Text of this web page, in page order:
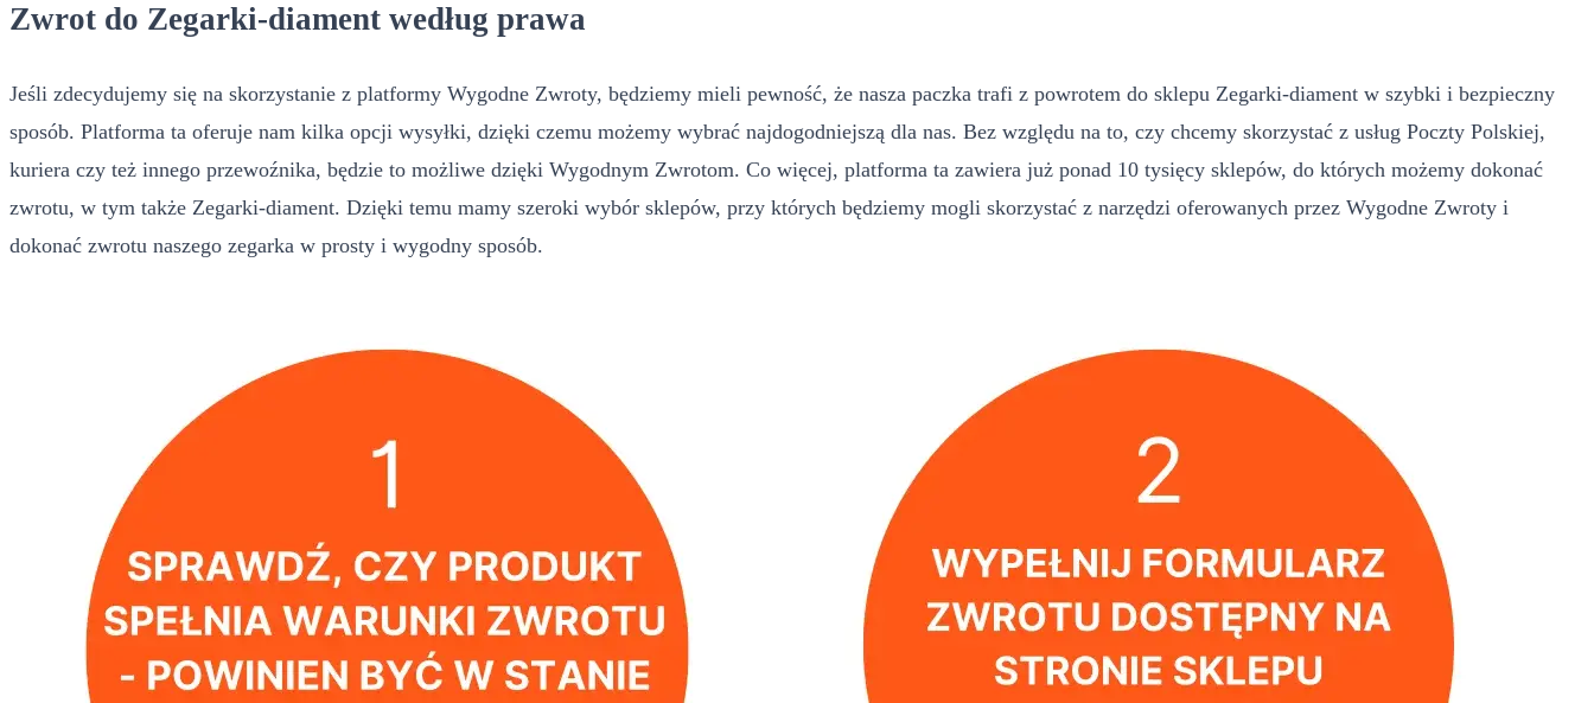
Zwrot do Zegarki-diament według prawa
Jeśli zdecydujemy się na skorzystanie z platformy Wygodne Zwroty, będziemy mieli pewność, że nasza paczka trafi z powrotem do sklepu Zegarki-diament w szybki i bezpieczny
sposób. Platforma ta oferuje nam kilka opcji wysyłki, dzięki czemu możemy wybrać najdogodniejszą dla nas. Bez względu na to, czy chcemy skorzystać z usług Poczty Polskiej,
kuriera czy też innego przewoźnika, będzie to możliwe dzięki Wygodnym Zwrotom. Co więcej, platforma ta zawiera już ponad 10 tysięcy sklepów, do których możemy dokonać
zwrotu, w tym także Zegarki-diament. Dzięki temu mamy szeroki wybór sklepów, przy których będziemy mogli skorzystać z narzędzi oferowanych przez Wygodne Zwroty i
dokonać zwrotu naszego zegarka w prosty i wygodny sposób.